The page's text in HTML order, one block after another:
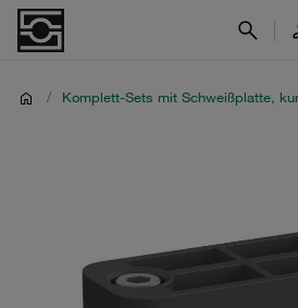
/ Komplett-Sets mit Schweißplatte,